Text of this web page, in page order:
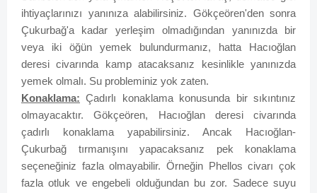
ihtiyaçlarınızı yanınıza alabilirsiniz. Gökçeören'den sonra
Çukurbağ'a kadar yerleşim olmadığından yanınızda bir
veya iki öğün yemek bulundurmanız, hatta Hacıoğlan
deresi civarında kamp atacaksanız kesinlikle yanınızda
yemek olmalı. Su probleminiz yok zaten.
Konaklama: Çadırlı konaklama konusunda bir sıkıntınız
olmayacaktır. Gökçeören, Hacıoğlan deresi civarında
çadırlı konaklama yapabilirsiniz. Ancak Hacıoğlan-
Çukurbağ tırmanışını yapacaksanız pek konaklama
seçeneğiniz fazla olmayabilir. Örneğin Phellos civarı çok
fazla otluk ve engebeli olduğundan bu zor. Sadece suyu